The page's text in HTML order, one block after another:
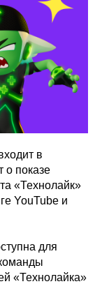
в
о показе
«Технолайк»
YouTube и
для
«Технолайка»